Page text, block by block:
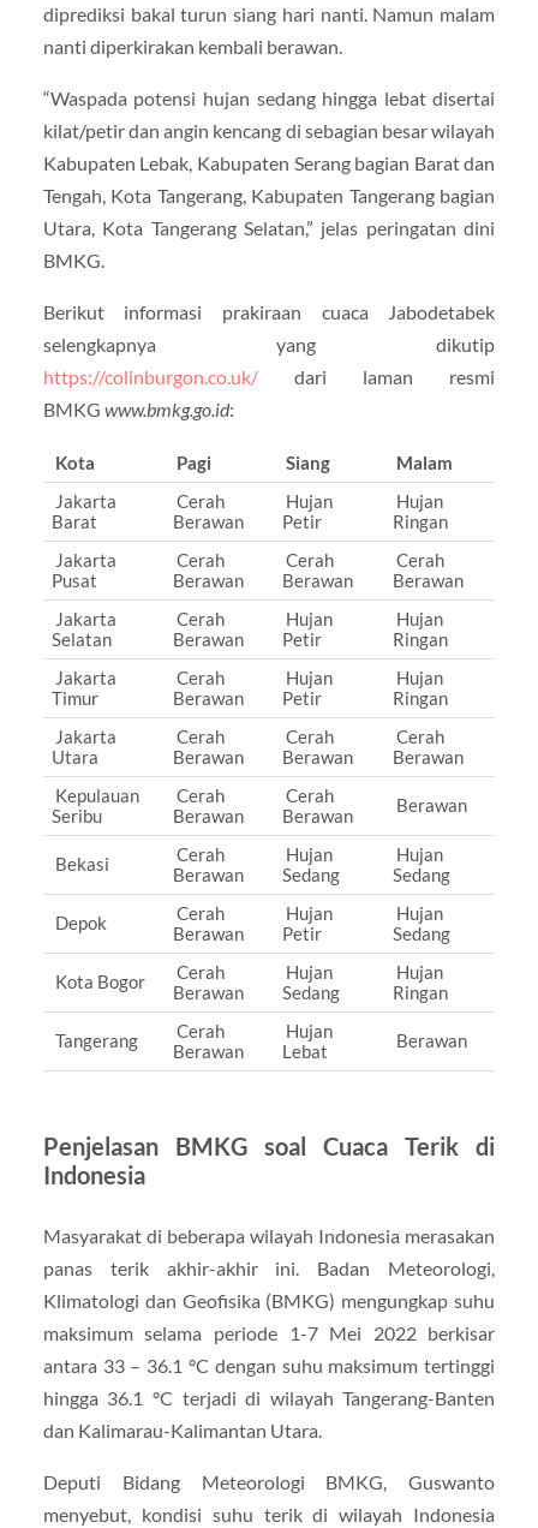
diprediksi bakal turun siang hari nanti. Namun malam
nanti diperkirakan kembali berawan.
“Waspada potensi hujan sedang hingga lebat disertai
kilat/petir dan angin kencang di sebagian besar wilayah
Kabupaten Lebak, Kabupaten Serang bagian Barat dan
Tengah, Kota Tangerang, Kabupaten Tangerang bagian
Utara, Kota Tangerang Selatan,” jelas peringatan dini
BMKG.
Berikut informasi prakiraan cuaca Jabodetabek
selengkapnya yang dikutip
https://colinburgon.co.uk/dari laman resmi
BMKG www.bmkg.go.id:
Kota Pagi Siang
Malam
Jakarta
Barat
Cerah
Berawan
Hujan
Petir
Hujan
Ringan
Jakarta
Pusat
Cerah
Berawan
Cerah
Berawan
Cerah
Berawan
Jakarta
Selatan
Cerah
Berawan
Hujan
Petir
Hujan
Ringan
Jakarta
Timur
Cerah
Berawan
Hujan
Petir
Hujan
Ringan
Jakarta
Utara
Cerah
Berawan
Cerah
Berawan
Cerah
Berawan
Kepulauan
Seribu
Cerah
Berawan
Cerah
Berawan
Berawan
Bekasi
Cerah
Berawan
Hujan
Sedang
Hujan
Sedang
Depok
Cerah
Berawan
Hujan
Petir
Hujan
Sedang
Kota Bogor
Cerah
Berawan
Hujan
Sedang
Hujan
Ringan
Tangerang
Cerah
Berawan
Hujan
Lebat
Berawan
Penjelasan BMKG soal Cuaca Terik di
Indonesia
Masyarakat di beberapa wilayah Indonesia merasakan
panas terik akhir-akhir ini. Badan Meteorologi,
Klimatologi dan Geofisika (BMKG) mengungkap suhu
maksimum selama periode 1-7 Mei 2022 berkisar
antara 33 – 36.1 °C dengan suhu maksimum tertinggi
hingga 36.1 °C terjadi di wilayah Tangerang-Banten
dan Kalimarau-Kalimantan Utara.
Deputi Bidang Meteorologi BMKG, Guswanto
menyebut, kondisi suhu terik di wilayah Indonesia